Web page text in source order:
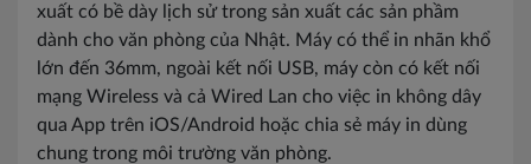
xuất có bề dày lịch sử trong sản xuất các sản phầm
dành cho văn phòng của Nhật. Máy có thể in nhãn khổ
lớn đến 36mm, ngoài kết nối USB, máy còn có kết nối
mạng Wireless và cả Wired Lan cho việc in không dây
qua App trên iOS/Android hoặc chia sẻ máy in dùng
chung trong môi trường văn phòng.